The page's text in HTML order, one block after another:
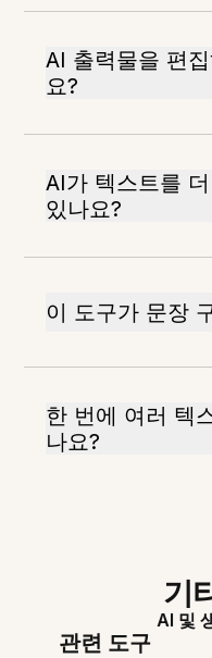
AI 출력물을 편
요?
AI가 텍스트를
있나요?
이 도구가 문장
한 번에 여러 텍
나요?
기
AI 및
관련 도구